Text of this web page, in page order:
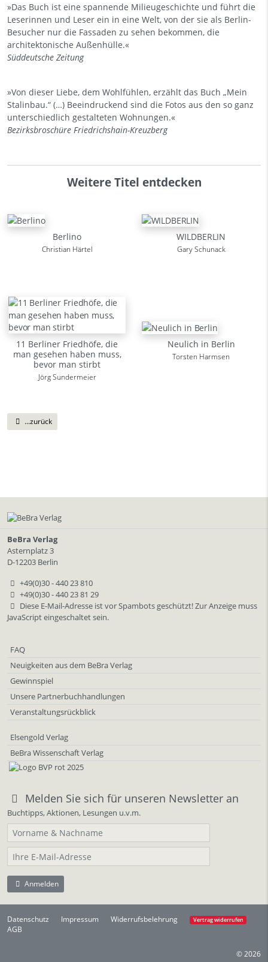
»Das Buch ist eine spannende Milieugeschichte und führt die
Leserinnen und Leser ein in eine Welt, von der sie als Berlin-
Besucher nur die Fassaden zu sehen bekommen, die
architektonische Außenhülle.«
Süddeutsche Zeitung
»Von dieser Liebe, dem Wohlfühlen, erzählt das Buch „Mein
Stalinbau.“ (…) Beeindruckend sind die Fotos aus den so ganz
unterschiedlich gestalteten Wohnungen.«
Bezirksbroschüre Friedrichshain-Kreuzberg
Weitere Titel entdecken
Berlino
Christian Härtel
WILDBERLIN
Gary Schunack
11 Berliner Friedhöfe, die
man gesehen haben muss,
bevor man stirbt
Jörg Sundermeier
Neulich in Berlin
Torsten Harmsen
...zurück
BeBra Verlag
Asternplatz 3
D-12203 Berlin
+49(0)30 - 440 23 810
+49(0)30 - 440 23 81 29
Diese E-Mail-Adresse ist vor Spambots geschützt! Zur Anzeige muss
JavaScript eingeschaltet sein.
FAQ
Neuigkeiten aus dem BeBra Verlag
Gewinnspiel
Unsere Partnerbuchhandlungen
Veranstaltungsrückblick
Elsengold Verlag
BeBra Wissenschaft Verlag
Melden Sie sich für unseren Newsletter an
Buchtipps, Aktionen, Lesungen u.v.m.
Anmelden
Datenschutz Impressum Widerrufsbelehrung Vertrag widerrufen
AGB
© 2026